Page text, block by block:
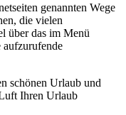
genannten Wege
die vielen
über das im Menü
schönen Urlaub und
Ihren Urlaub